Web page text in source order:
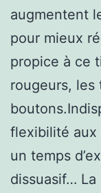
augmentent
pour mieux
propice à ce
rougeurs,
flexibilité aux
un temps
dissuasif… La